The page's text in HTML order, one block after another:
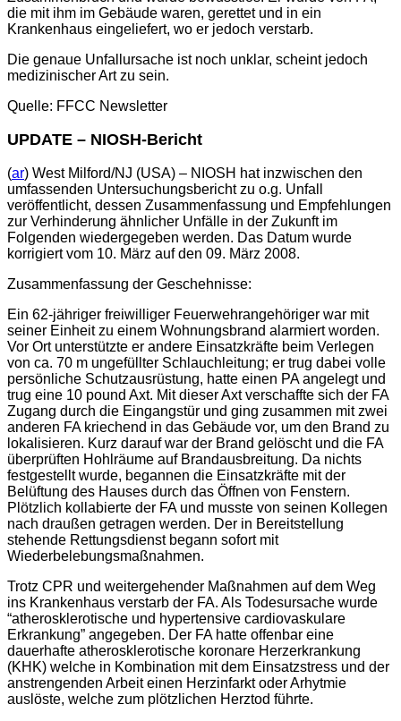
die mit ihm im Gebäude waren, gerettet und in ein
Krankenhaus eingeliefert, wo er jedoch verstarb.
Die genaue Unfallursache ist noch unklar, scheint jedoch
medizinischer Art zu sein.
Quelle: FFCC Newsletter
UPDATE – NIOSH-Bericht
(ar) West Milford/NJ (USA) – NIOSH hat inzwischen den
umfassenden Untersuchungsbericht zu o.g. Unfall
veröffentlicht, dessen Zusammenfassung und Empfehlungen
zur Verhinderung ähnlicher Unfälle in der Zukunft im
Folgenden wiedergegeben werden. Das Datum wurde
korrigiert vom 10. März auf den 09. März 2008.
Zusammenfassung der Geschehnisse:
Ein 62-jähriger freiwilliger Feuerwehrangehöriger war mit
seiner Einheit zu einem Wohnungsbrand alarmiert worden.
Vor Ort unterstützte er andere Einsatzkräfte beim Verlegen
von ca. 70 m ungefüllter Schlauchleitung; er trug dabei volle
persönliche Schutzausrüstung, hatte einen PA angelegt und
trug eine 10 pound Axt. Mit dieser Axt verschaffte sich der FA
Zugang durch die Eingangstür und ging zusammen mit zwei
anderen FA kriechend in das Gebäude vor, um den Brand zu
lokalisieren. Kurz darauf war der Brand gelöscht und die FA
überprüften Hohlräume auf Brandausbreitung. Da nichts
festgestellt wurde, begannen die Einsatzkräfte mit der
Belüftung des Hauses durch das Öffnen von Fenstern.
Plötzlich kollabierte der FA und musste von seinen Kollegen
nach draußen getragen werden. Der in Bereitstellung
stehende Rettungsdienst begann sofort mit
Wiederbelebungsmaßnahmen.
Trotz CPR und weitergehender Maßnahmen auf dem Weg
ins Krankenhaus verstarb der FA. Als Todesursache wurde
“atherosklerotische und hypertensive cardiovaskulare
Erkrankung” angegeben. Der FA hatte offenbar eine
dauerhafte atherosklerotische koronare Herzerkrankung
(KHK) welche in Kombination mit dem Einsatzstress und der
anstrengenden Arbeit einen Herzinfarkt oder Arhytmie
auslöste, welche zum plötzlichen Herztod führte.